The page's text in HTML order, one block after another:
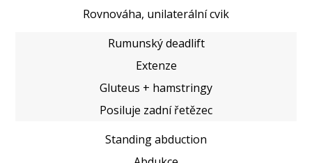
Rovnováha, unilaterální cvik
Rumunský deadlift
Extenze
Gluteus + hamstringy
Posiluje zadní řetězec
Standing abduction